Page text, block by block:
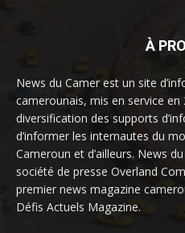
À
News du Camer est un site
camerounais, mis en service
diversification des supports
d’informer les internautes du
Cameroun et d’ailleurs. News
société de presse Overland
premier news magazine
Défis Actuels Magazine.